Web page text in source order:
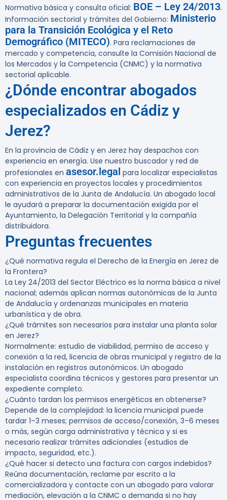
Normativa básica y consulta oficial: BOE – Ley 24/2013.
Información sectorial y trámites del Gobierno: Ministerio
para la Transición Ecológica y el Reto
Demográfico (MITECO). Para reclamaciones de
mercado y competencia, consulte la Comisión Nacional de
los Mercados y la Competencia (CNMC) y la normativa
sectorial aplicable.
¿Dónde encontrar abogados
especializados en Cádiz y
Jerez?
En la provincia de Cádiz y en Jerez hay despachos con
experiencia en energía. Use nuestro buscador y red de
profesionales en asesor.legal para localizar especialistas
con experiencia en proyectos locales y procedimientos
administrativos de la Junta de Andalucía. Un abogado local
le ayudará a preparar la documentación exigida por el
Ayuntamiento, la Delegación Territorial y la compañía
distribuidora.
Preguntas frecuentes
¿Qué normativa regula el Derecho de la Energía en Jerez de
la Frontera?
La Ley 24/2013 del Sector Eléctrico es la norma básica a nivel
nacional; además aplican normas autonómicas de la Junta
de Andalucía y ordenanzas municipales en materia
urbanística y de obra.
¿Qué trámites son necesarios para instalar una planta solar
en Jerez?
Normalmente: estudio de viabilidad, permiso de acceso y
conexión a la red, licencia de obras municipal y registro de la
instalación en registros autonómicos. Un abogado
especialista coordina técnicos y gestores para presentar un
expediente completo.
¿Cuánto tardan los permisos energéticos en obtenerse?
Depende de la complejidad: la licencia municipal puede
tardar 1–3 meses; permisos de acceso/conexión, 3–6 meses
o más, según carga administrativa y técnica y si es
necesario realizar trámites adicionales (estudios de
impacto, seguridad, etc.).
¿Qué hacer si detecto una factura con cargos indebidos?
Reúna documentación, reclame por escrito a la
comercializadora y contacte con un abogado para valorar
mediación, elevación a la CNMC o demanda si no hay